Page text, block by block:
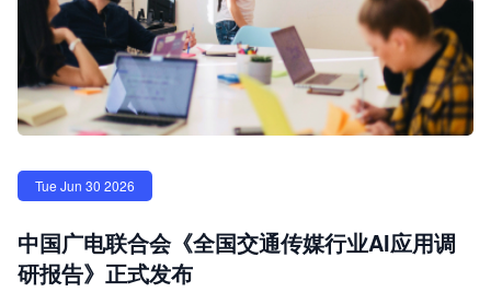
Tue Jun 30 2026
中国广电联合会《全国交通传媒行业AI应用调
研报告》正式发布